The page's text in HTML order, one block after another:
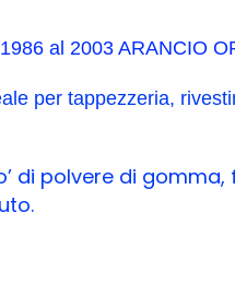
al 2003 ARANCIO
per tappezzeria,
di polvere di